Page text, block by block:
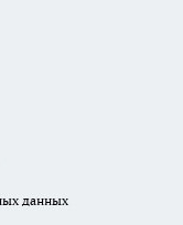
данных